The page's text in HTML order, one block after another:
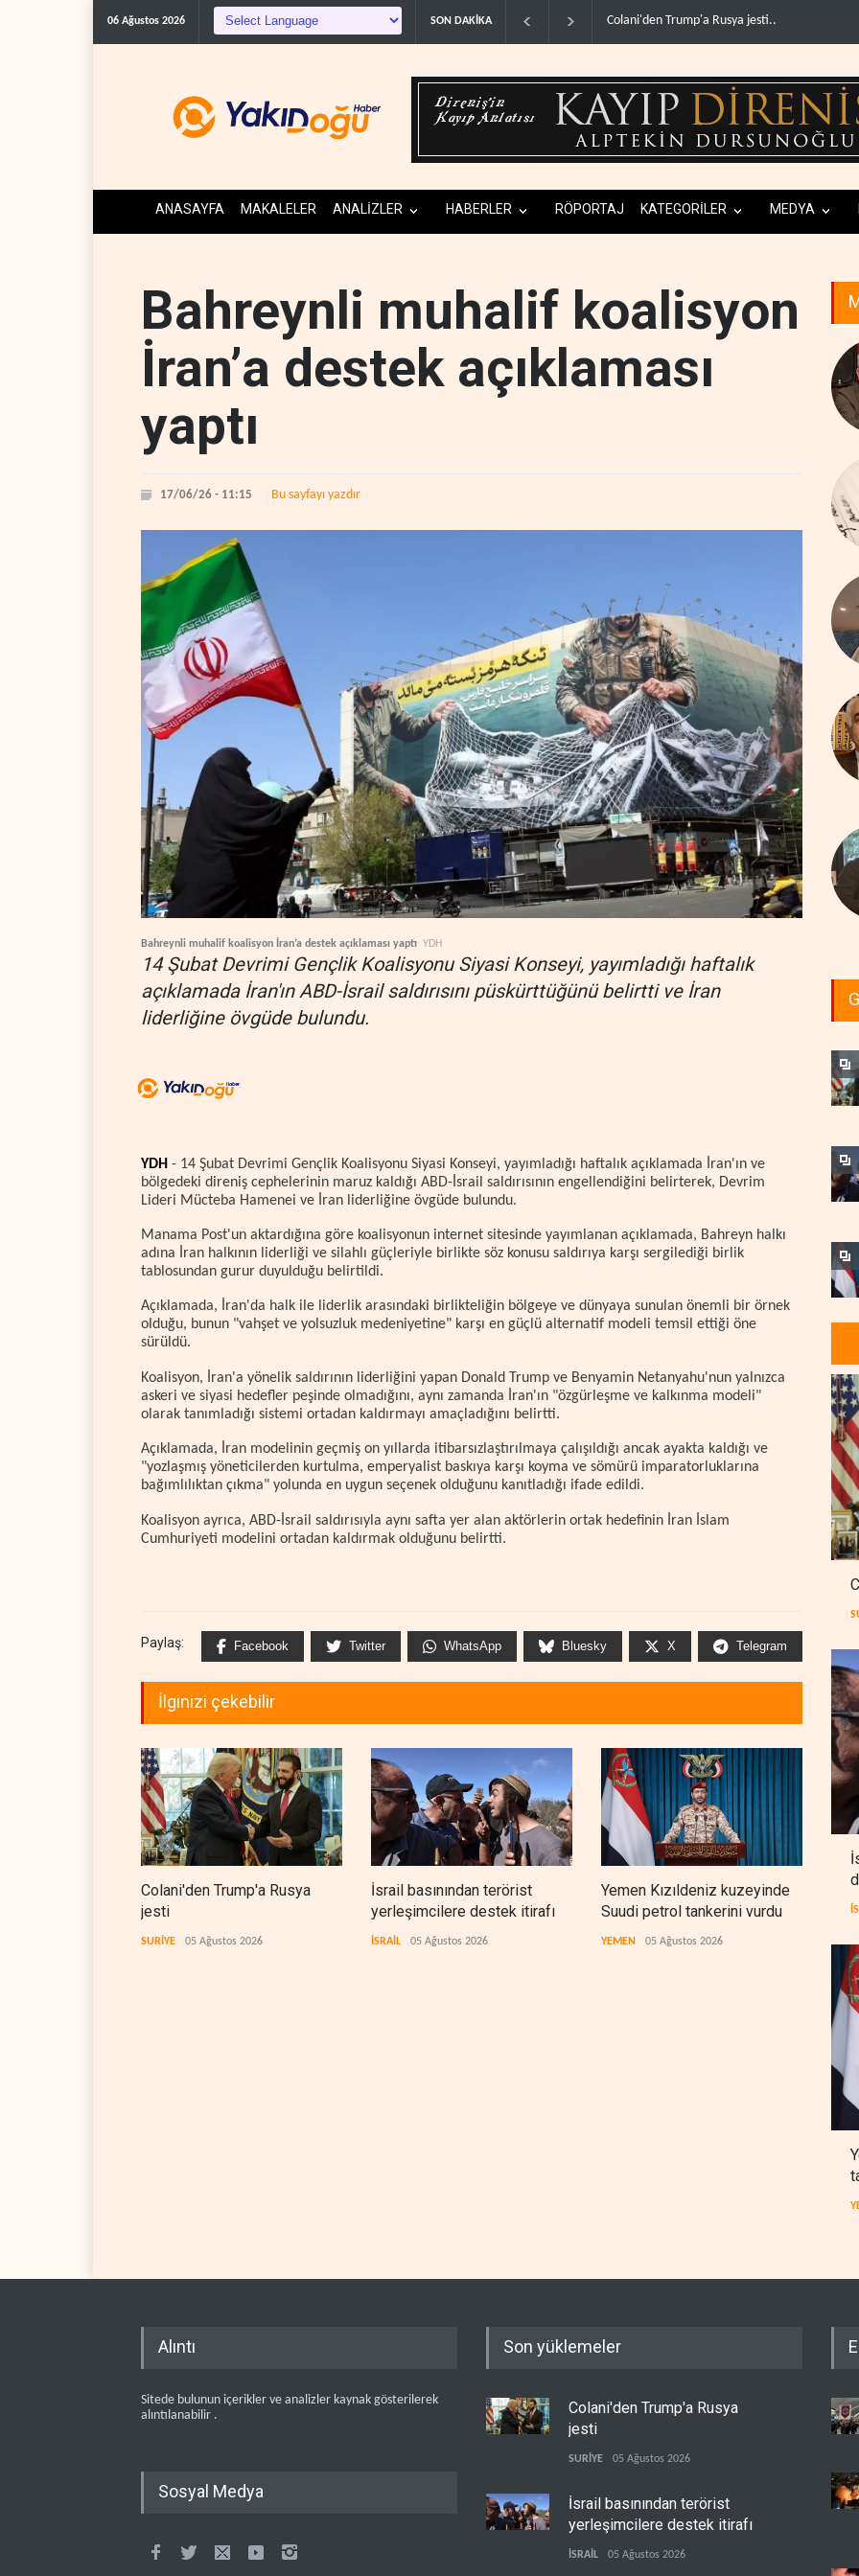
06 Ağustos 2026 SON DAKİKA Colani'den Trump'a Rusya jesti.. İsrail basınından
ANASAYFA MAKALELER ANALİZLER HABERLER RÖPORTAJ KATEGORİLER MEDYA
Bahreynli muhalif koalisyon
İran’a destek açıklaması
yaptı
17/06/26 - 11:15 Bu sayfayı yazdır
Bahreynli muhalif koalisyon İran’a destek açıklaması yaptı YDH
14 Şubat Devrimi Gençlik Koalisyonu Siyasi Konseyi, yayımladığı haftalık
açıklamada İran'ın ABD-İsrail saldırısını püskürttüğünü belirtti ve İran
liderliğine övgüde bulundu.
YDH - 14 Şubat Devrimi Gençlik Koalisyonu Siyasi Konseyi, yayımladığı haftalık açıklamada İran'ın ve
bölgedeki direniş cephelerinin maruz kaldığı ABD-İsrail saldırısının engellendiğini belirterek, Devrim
Lideri Mücteba Hamenei ve İran liderliğine övgüde bulundu.
Manama Post'un aktardığına göre koalisyonun internet sitesinde yayımlanan açıklamada, Bahreyn halkı
adına İran halkının liderliği ve silahlı güçleriyle birlikte söz konusu saldırıya karşı sergilediği birlik
tablosundan gurur duyulduğu belirtildi.
Açıklamada, İran'da halk ile liderlik arasındaki birlikteliğin bölgeye ve dünyaya sunulan önemli bir örnek
olduğu, bunun "vahşet ve yolsuzluk medeniyetine" karşı en güçlü alternatif modeli temsil ettiği öne
sürüldü.
Koalisyon, İran'a yönelik saldırının liderliğini yapan Donald Trump ve Benyamin Netanyahu'nun yalnızca
askeri ve siyasi hedefler peşinde olmadığını, aynı zamanda İran'ın "özgürleşme ve kalkınma modeli"
olarak tanımladığı sistemi ortadan kaldırmayı amaçladığını belirtti.
Açıklamada, İran modelinin geçmiş on yıllarda itibarsızlaştırılmaya çalışıldığı ancak ayakta kaldığı ve
"yozlaşmış yöneticilerden kurtulma, emperyalist baskıya karşı koyma ve sömürü imparatorluklarına
bağımlılıktan çıkma" yolunda en uygun seçenek olduğunu kanıtladığı ifade edildi.
Koalisyon ayrıca, ABD-İsrail saldırısıyla aynı safta yer alan aktörlerin ortak hedefinin İran İslam
Cumhuriyeti modelini ortadan kaldırmak olduğunu belirtti.
Paylaş: Facebook Twitter WhatsApp Bluesky X Telegram
İlginizi çekebilir
Colani'den Trump'a Rusya
jesti
SURİYE 05 Ağustos 2026
İsrail basınından terörist
yerleşimcilere destek itirafı
İSRAİL 05 Ağustos 2026
Yemen Kızıldeniz kuzeyinde
Suudi petrol tankerini vurdu
YEMEN 05 Ağustos 2026
Alıntı
Sitede bulunun içerikler ve analizler kaynak gösterilerek
alıntılanabilir .
Sosyal Medya
Son yüklemeler
Colani'den Trump'a Rusya
jesti
SURİYE 05 Ağustos 2026
İsrail basınından terörist
yerleşimcilere destek itirafı
İSRAİL 05 Ağustos 2026